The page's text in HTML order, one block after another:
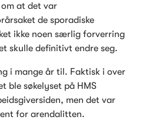
at det var
de sporadiske
ikke noen særlig forverring
skulle definitivt endre seg.
i mange år til. Faktisk i over
ble søkelyset på HMS
men det var
for arendalitten.